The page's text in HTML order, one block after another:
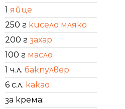
1 яйце
250 г кисело мляко
200 г захар
100 г масло
1 ч.л. бакпулвер
6 с.л. какао
за крема: